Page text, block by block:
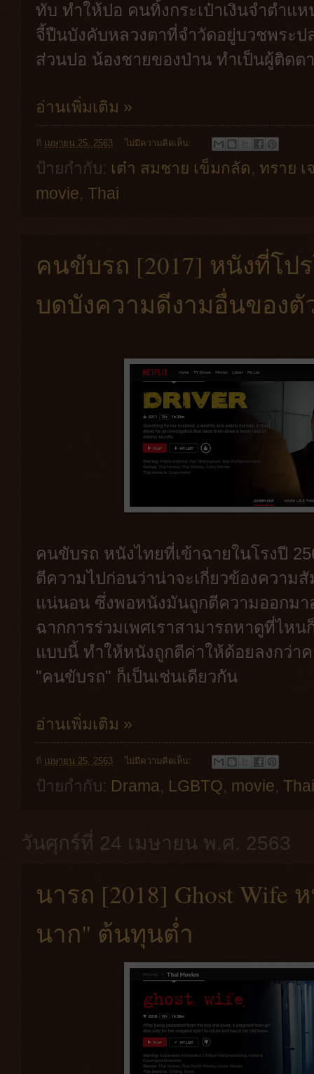
ทับ ทำให้ปอ คนทิ้งกระเป๋าเงินจำตำ
จี้ปืนบังคับหลวงตาที่จำวัดอยู่บวชพระ
ส่วนปอ น้องชายของป่าน ทำเป็นผู้ติด
อ่านเพิ่มเติม »
ที่ เมษายน 25, 2563 ไม่มีความคิดเห็น:
ป้ายกำกับ: เต๋า สมชาย เข็มกลัด, ทราย เ
movie, Thai
คนขับรถ [2017] หนังที่โป
บดบังความดีงามอื่นของตั
คนขับรถ หนังไทยที่เข้าฉายในโรงปี
ตีความไปก่อนว่าน่าจะเกี่ยวข้องความ
แน่นอน ซึ่งพอหนังมันถูกตีความออกม
ฉากการร่วมเพศเราสามารถหาดูที่ไห
แบบนี้ ทำให้หนังถูกตีค่าให้ด้อยลงกว่า
"คนขับรถ" ก็เป็นเช่นเดียวกัน
อ่านเพิ่มเติม »
ที่ เมษายน 25, 2563 ไม่มีความคิดเห็น:
ป้ายกำกับ: Drama, LGBTQ, movie, Thai
วันศุกร์ที่ 24 เมษายน พ.ศ. 2563
นารถ [2018] Ghost
นาก" ต้นทุนต่ำ